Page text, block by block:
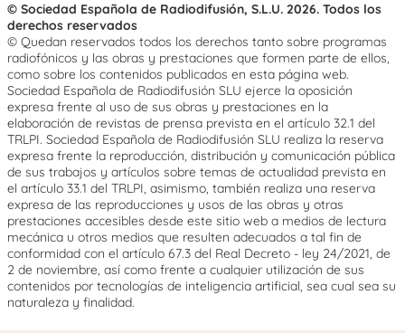
© Sociedad Española de Radiodifusión, S.L.U. 2026. Todos los
derechos reservados
© Quedan reservados todos los derechos tanto sobre programas
radiofónicos y las obras y prestaciones que formen parte de ellos,
como sobre los contenidos publicados en esta página web.
Sociedad Española de Radiodifusión SLU ejerce la oposición
expresa frente al uso de sus obras y prestaciones en la
elaboración de revistas de prensa prevista en el artículo 32.1 del
TRLPI. Sociedad Española de Radiodifusión SLU realiza la reserva
expresa frente la reproducción, distribución y comunicación pública
de sus trabajos y artículos sobre temas de actualidad prevista en
el artículo 33.1 del TRLPI, asimismo, también realiza una reserva
expresa de las reproducciones y usos de las obras y otras
prestaciones accesibles desde este sitio web a medios de lectura
mecánica u otros medios que resulten adecuados a tal fin de
conformidad con el artículo 67.3 del Real Decreto - ley 24/2021, de
2 de noviembre, así como frente a cualquier utilización de sus
contenidos por tecnologías de inteligencia artificial, sea cual sea su
naturaleza y finalidad.